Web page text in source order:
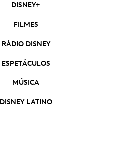
DISNEY+
FILMES
RÁDIO DISNEY
ESPETÁCULOS
MÚSICA
DISNEY LATINO